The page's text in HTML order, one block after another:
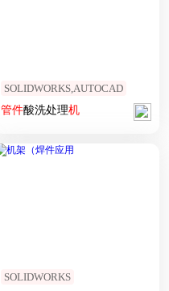
SOLIDWORKS,AUTOCAD
管件酸洗处理机
SOLIDWORKS